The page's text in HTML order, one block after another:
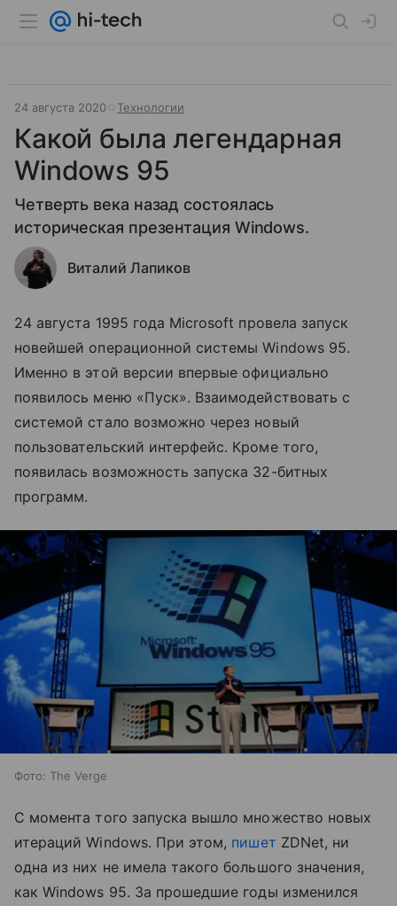
24 августа 2020 Технологии
Какой была легендарная
Windows 95
Четверть века назад состоялась
историческая презентация Windows.
Виталий Лапиков
24 августа 1995 года Microsoft провела запуск
новейшей операционной системы Windows 95.
Именно в этой версии впервые официально
появилось меню «Пуск». Взаимодействовать с
системой стало возможно через новый
пользовательский интерфейс. Кроме того,
появилась возможность запуска 32-битных
программ.
Фото: The Verge
С момента того запуска вышло множество новых
итераций Windows. При этом, пишет ZDNet, ни
одна из них не имела такого большого значения,
как Windows 95. За прошедшие годы изменился